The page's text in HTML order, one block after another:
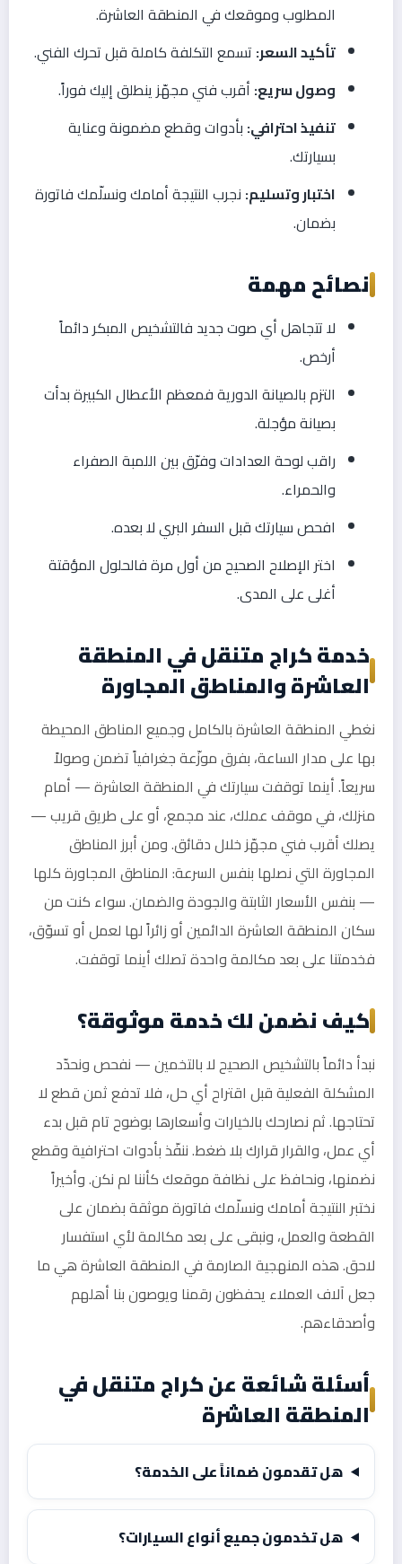
المطلوب وموقعك في المنطقة العاشرة.
تأكيد السعر: تسمع التكلفة كاملة قبل تحرك الفني.
وصول سريع: أقرب فني مجهّز ينطلق إليك فوراً.
تنفيذ احترافي: بأدوات وقطع مضمونة وعناية
بسيارتك.
اختبار وتسليم: نجرب النتيجة أمامك ونسلّمك فاتورة
بضمان.
نصائح مهمة
لا تتجاهل أي صوت جديد فالتشخيص المبكر دائماً
أرخص.
التزم بالصيانة الدورية فمعظم الأعطال الكبيرة بدأت
بصيانة مؤجلة.
راقب لوحة العدادات وفرّق بين اللمبة الصفراء
والحمراء.
افحص سيارتك قبل السفر البري لا بعده.
اختر الإصلاح الصحيح من أول مرة فالحلول المؤقتة
أغلى على المدى.
خدمة كراج متنقل في المنطقة
العاشرة والمناطق المجاورة
نغطي المنطقة العاشرة بالكامل وجميع المناطق المحيطة
بها على مدار الساعة، بفرق موزّعة جغرافياً تضمن وصولاً
سريعاً. أينما توقفت سيارتك في المنطقة العاشرة — أمام
منزلك، في موقف عملك، عند مجمع، أو على طريق قريب —
يصلك أقرب فني مجهّز خلال دقائق. ومن أبرز المناطق
المجاورة التي نصلها بنفس السرعة: المناطق المجاورة كلها
— بنفس الأسعار الثابتة والجودة والضمان. سواء كنت من
سكان المنطقة العاشرة الدائمين أو زائراً لها لعمل أو تسوّق،
فخدمتنا على بعد مكالمة واحدة تصلك أينما توقفت.
كيف نضمن لك خدمة موثوقة؟
نبدأ دائماً بالتشخيص الصحيح لا بالتخمين — نفحص ونحدّد
المشكلة الفعلية قبل اقتراح أي حل، فلا تدفع ثمن قطع لا
تحتاجها. ثم نصارحك بالخيارات وأسعارها بوضوح تام قبل بدء
أي عمل، والقرار قرارك بلا ضغط. ننفّذ بأدوات احترافية وقطع
نضمنها، ونحافظ على نظافة موقعك كأننا لم نكن. وأخيراً
نختبر النتيجة أمامك ونسلّمك فاتورة موثقة بضمان على
القطعة والعمل، ونبقى على بعد مكالمة لأي استفسار
لاحق. هذه المنهجية الصارمة في المنطقة العاشرة هي ما
جعل آلاف العملاء يحفظون رقمنا ويوصون بنا أهلهم
وأصدقاءهم.
أسئلة شائعة عن كراج متنقل في
المنطقة العاشرة
هل تقدمون ضماناً على الخدمة؟
هل تخدمون جميع أنواع السيارات؟